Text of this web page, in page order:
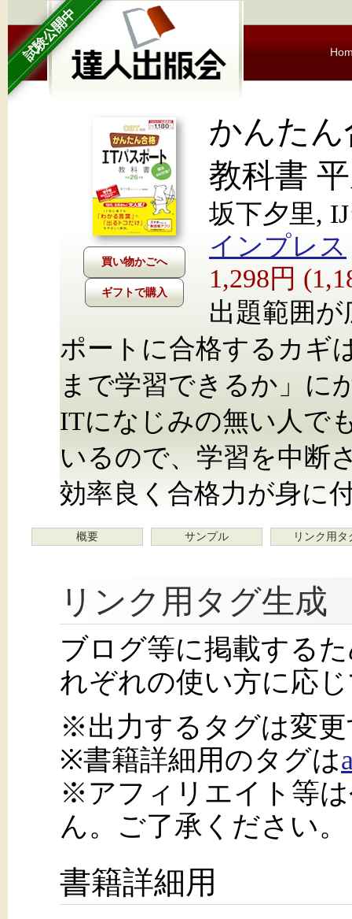
試験公開中
ギフトで購入
かんた
教科書
坂下夕里,
インプレス
1,298円
出題範囲
ポートに合格するカギ
まで学習できるか」に
ITになじみの無い人で
いるので、学習を中断
効率良く合格力が身に
概要 サンプル リンク用タ
リンク用タグ生成
ブログ等に掲載する
れぞれの使い方に応
※出力するタグは変
※書籍詳細用のタグは
※アフィリエイト等
ん。ご了承ください。
書籍詳細用